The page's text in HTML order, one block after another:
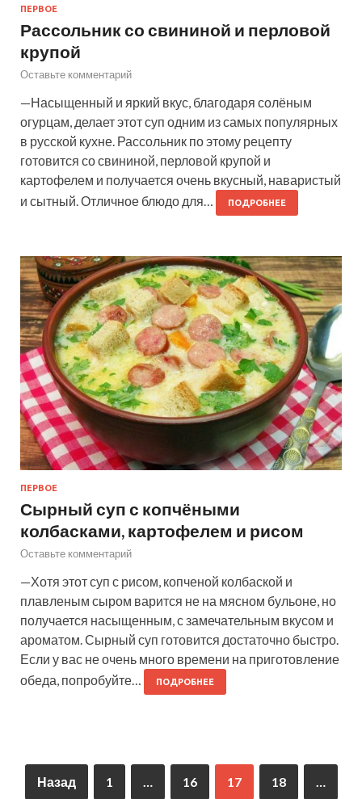
ПЕРВОЕ
Рассольник со свининой и перловой
крупой
Оставьте комментарий
—Насыщенный и яркий вкус, благодаря солёным
огурцам, делает этот суп одним из самых популярных
в русской кухне. Рассольник по этому рецепту
готовится со свининой, перловой крупой и
картофелем и получается очень вкусный, наваристый
и сытный. Отличное блюдо для…
ПОДРОБНЕЕ
ПЕРВОЕ
Сырный суп с копчёными
колбасками, картофелем и рисом
Оставьте комментарий
—Хотя этот суп с рисом, копченой колбаской и
плавленым сыром варится не на мясном бульоне, но
получается насыщенным, с замечательным вкусом и
ароматом. Сырный суп готовится достаточно быстро.
Если у вас не очень много времени на приготовление
обеда, попробуйте…
ПОДРОБНЕЕ
Назад 1 … 16 17 18 …